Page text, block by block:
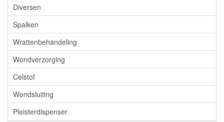
Diversen
Spalken
Wrattenbehandeling
Wondverzorging
Celstof
Wondsluiting
Pleisterdispenser